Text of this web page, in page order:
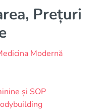
Prețuri
Modernă
și SOP